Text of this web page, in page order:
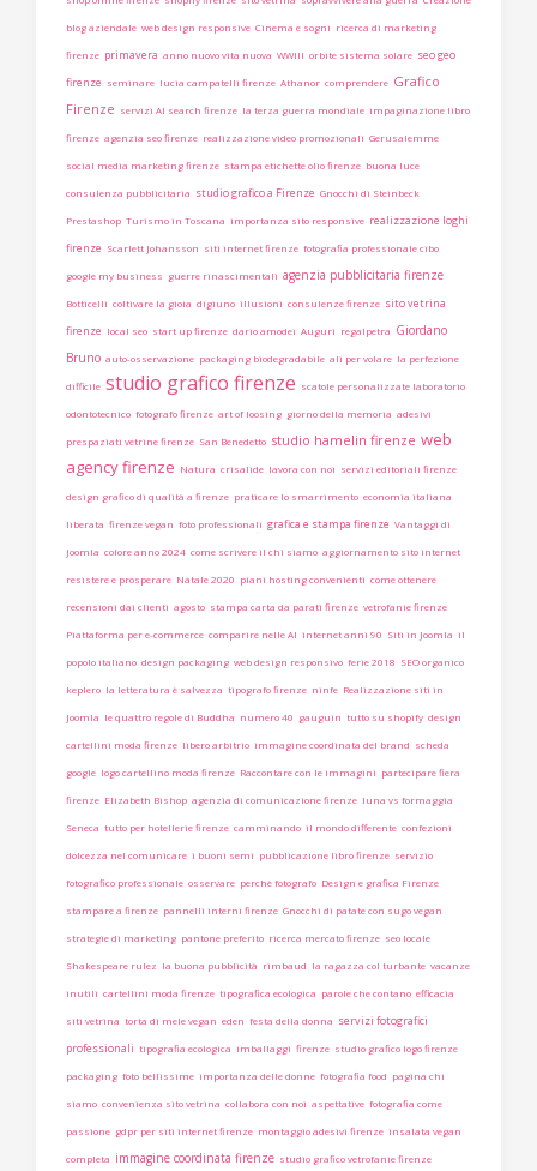
blog aziendale web design responsive Cinema e sogni ricerca di marketing
firenze primavera anno nuovo vita nuova WWIII orbite sistema solare seo geo
firenze seminare lucia campatelli firenze Athanor comprendere Grafico
Firenze servizi AI search firenze la terza guerra mondiale impaginazione libro
firenze agenzia seo firenze realizzazione video promozionali Gerusalemme
social media marketing firenze stampa etichette olio firenze buona luce
consulenza pubblicitaria studio grafico a Firenze Gnocchi di Steinbeck
Prestashop Turismo in Toscana importanza sito responsive realizzazione loghi
firenze Scarlett Johansson siti internet firenze fotografia professionale cibo
google my business guerre rinascimentali agenzia pubblicitaria firenze
Botticelli coltivare la gioia digiuno illusioni consulenze firenze sito vetrina
firenze local seo start up firenze dario amodei Auguri regalpetra Giordano
Bruno auto-osservazione packaging biodegradabile ali per volare la perfezione
difficile studio grafico firenze scatole personalizzate laboratorio
odontotecnico fotografo firenze art of loosing giorno della memoria adesivi
prespaziati vetrine firenze San Benedetto studio hamelin firenze web
agency firenze Natura crisalide lavora con noi servizi editoriali firenze
design grafico di qualità a firenze praticare lo smarrimento economia italiana
liberata firenze vegan foto professionali grafica e stampa firenze Vantaggi di
Joomla colore anno 2024 come scrivere il chi siamo aggiornamento sito internet
resistere e prosperare Natale 2020 piani hosting convenienti come ottenere
recensioni dai clienti agosto stampa carta da parati firenze vetrofanie firenze
Piattaforma per e-commerce comparire nelle AI internet anni 90 Siti in Joomla il
popolo italiano design packaging web design responsivo ferie 2018 SEO organico
keplero la letteratura è salvezza tipografo firenze ninfe Realizzazione siti in
Joomla le quattro regole di Buddha numero 40 gauguin tutto su shopify design
cartellini moda firenze libero arbitrio immagine coordinata del brand scheda
google logo cartellino moda firenze Raccontare con le immagini partecipare fiera
firenze Elizabeth Bishop agenzia di comunicazione firenze luna vs formaggia
Seneca tutto per hotellerie firenze camminando il mondo differente confezioni
dolcezza nel comunicare i buoni semi pubblicazione libro firenze servizio
fotografico professionale osservare perchè fotografo Design e grafica Firenze
stampare a firenze pannelli interni firenze Gnocchi di patate con sugo vegan
strategie di marketing pantone preferito ricerca mercato firenze seo locale
Shakespeare rulez la buona pubblicità rimbaud la ragazza col turbante vacanze
inutili cartellini moda firenze tipografica ecologica parole che contano efficacia
siti vetrina torta di mele vegan eden festa della donna servizi fotografici
professionali tipografia ecologica imballaggi firenze studio grafico logo firenze
packaging foto bellissime importanza delle donne fotografia food pagina chi
siamo convenienza sito vetrina collabora con noi aspettative fotografia come
passione gdpr per siti internet firenze montaggio adesivi firenze insalata vegan
completa immagine coordinata firenze studio grafico vetrofanie firenze